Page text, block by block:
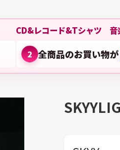
CD&レコード&Tシャツ 音
2 全商品のお買い物が